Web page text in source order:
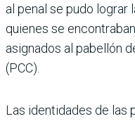
al penal se pudo lograr
quienes se
asignados al pabellón
(PCC).
Las identidades de las